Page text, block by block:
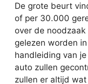
De grote beurt
of per 30.000
over de
gelezen worden
handleiding van
auto zullen
zullen er altijd